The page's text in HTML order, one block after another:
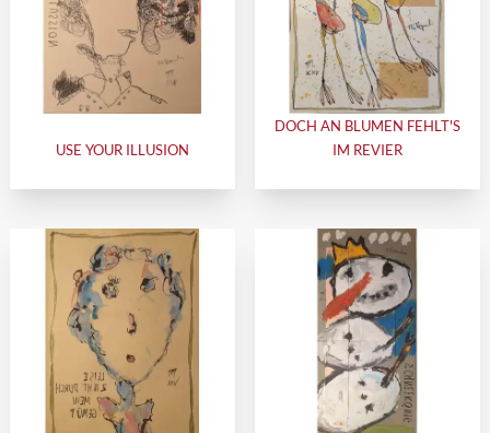
USE YOUR ILLUSION
DOCH AN BLUMEN FEHLT'S
IM REVIER